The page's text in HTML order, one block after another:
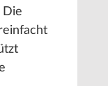
Die